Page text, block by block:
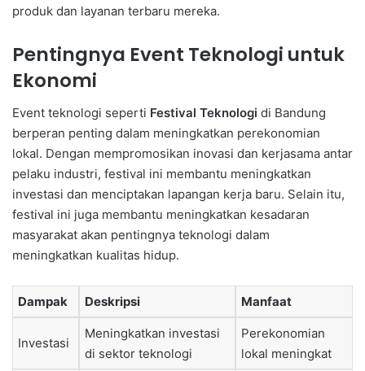
produk dan layanan terbaru mereka.
Pentingnya Event Teknologi untuk
Ekonomi
Event teknologi seperti Festival Teknologi di Bandung
berperan penting dalam meningkatkan perekonomian
lokal. Dengan mempromosikan inovasi dan kerjasama antar
pelaku industri, festival ini membantu meningkatkan
investasi dan menciptakan lapangan kerja baru. Selain itu,
festival ini juga membantu meningkatkan kesadaran
masyarakat akan pentingnya teknologi dalam
meningkatkan kualitas hidup.
Dampak Deskripsi Manfaat
Investasi
Meningkatkan investasi
di sektor teknologi
Perekonomian
lokal meningkat